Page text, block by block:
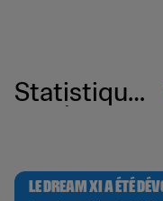
Statistique